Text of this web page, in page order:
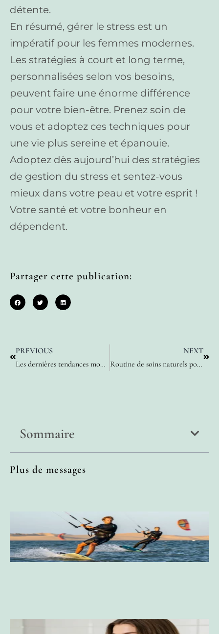
détente.
En résumé, gérer le stress est un
impératif pour les femmes modernes.
Les stratégies à court et long terme,
personnalisées selon vos besoins,
peuvent faire une énorme différence
pour votre bien-être. Prenez soin de
vous et adoptez ces techniques pour
une vie plus sereine et épanouie.
Adoptez dès aujourd’hui des stratégies
de gestion du stress et sentez-vous
mieux dans votre peau et votre esprit !
Votre santé et votre bonheur en
dépendent.
Partager cette publication:
PREVIOUS
Les dernières tendances mode femme pour être à la pointe de l’élégance
NEXT
Routine de soins naturels pour sublimer la beauté féminine au quotidien
Sommaire
Plus de messages